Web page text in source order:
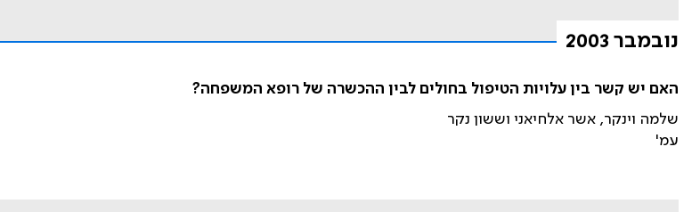
נובמבר 2003
האם יש קשר בין עלויות הטיפול בחולים לבין ההכשרה של רופא המשפחה?
שלמה וינקר, אשר אלחיאני וששון נקר
עמ'